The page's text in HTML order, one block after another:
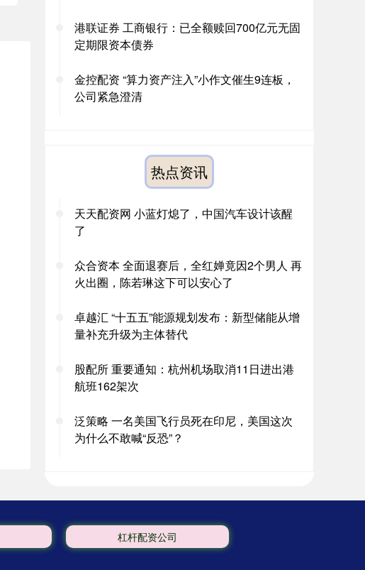
港联证券 工商银行：已全额赎回700亿元无固
定期限资本债券
金控配资 “算力资产注入”小作文催生9连板，
公司紧急澄清
热点资讯
天天配资网 小蓝灯熄了，中国汽车设计该醒
了
众合资本 全面退赛后，全红婵竟因2个男人 再
火出圈，陈若琳这下可以安心了
卓越汇 “十五五”能源规划发布：新型储能从增
量补充升级为主体替代
股配所 重要通知：杭州机场取消11日进出港
航班162架次
泛策略 一名美国飞行员死在印尼，美国这次
为什么不敢喊“反恐”？
杠杆配资公司